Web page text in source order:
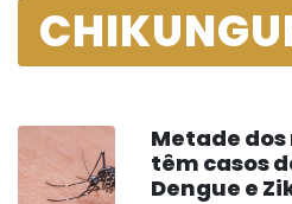
Metade
têm casos
Dengue e